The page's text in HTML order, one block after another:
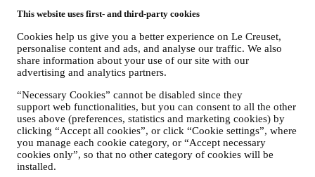
This website uses first- and third-party cookies
Cookies help us give you a better experience on Le Creuset,
personalise content and ads, and analyse our traffic. We also
share information about your use of our site with our
advertising and analytics partners.
“Necessary Cookies” cannot be disabled since they
support web functionalities, but you can consent to all the other
uses above (preferences, statistics and marketing cookies) by
clicking “Accept all cookies”, or click “Cookie settings”, where
you manage each cookie category, or “Accept necessary
cookies only”, so that no other category of cookies will be
installed.
PRODUCTEN, DIENSTEN EN ASSISTENTIE AAN U
TE LEVEREN
Wij zullen uw gegevens gebruiken om onze contractuele
relatie met u, uw aankoop van producten op de Website, uw
gebruik van de Website, eventuele latere hulp na de verkoop
of uw deelname aan onze wedstrijden te beheren. Mogelijk
moeten we bepaalde gegevens over u verwerken voor onze
administratieve doeleinden die verband houden met onze
contractuele relatie met u, zoals de boekhouding, facturering
en controle, verificatie van betaalkaarten, fraudescreening,
veiligheid, beveiliging, systeemtests, onderhoud en statistische
analyse. Af en toe moeten we mogelijk om administratieve of
operationele redenen contact met u opnemen. Bijvoorbeeld